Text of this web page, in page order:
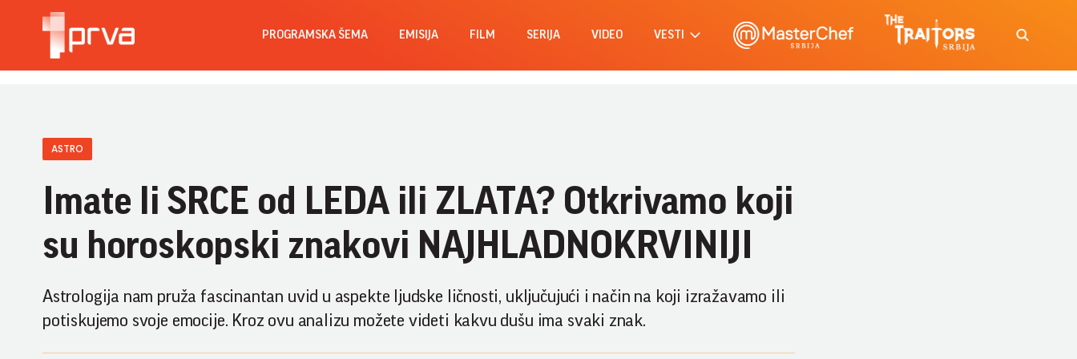
PROGRAMSKA ŠEMA EMISIJA FILM SERIJA VIDEO VESTI
ASTRO
Imate li SRCE od LEDA ili ZLATA? Otkrivamo koji
su horoskopski znakovi NAJHLADNOKRVINIJI
Astrologija nam pruža fascinantan uvid u aspekte ljudske ličnosti, uključujući i način na koji izražavamo ili
potiskujemo svoje emocije. Kroz ovu analizu možete videti kakvu dušu ima svaki znak.